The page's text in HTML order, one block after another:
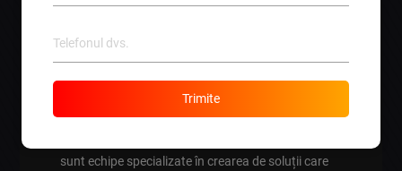
Pot să integrez AI în sistemele existente?– Da,
soluțiile noastre sunt personalizate pentru a se integra
perfect în infrastructura actuală a afacerii tale.
sunt echipe specializate în crearea de soluții care
Trimite